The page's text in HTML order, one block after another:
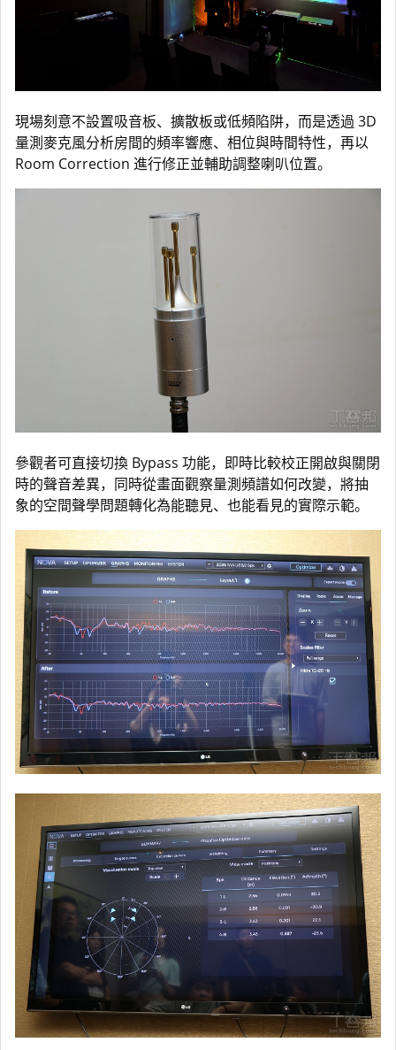
現場刻意不設置吸音板、擴散板或低頻陷阱，而是透過 3D
量測麥克風分析房間的頻率響應、相位與時間特性，再以
Room Correction 進行修正並輔助調整喇叭位置。
參觀者可直接切換 Bypass 功能，即時比較校正開啟與關閉
時的聲音差異，同時從畫面觀察量測頻譜如何改變，將抽
象的空間聲學問題轉化為能聽見、也能看見的實際示範。